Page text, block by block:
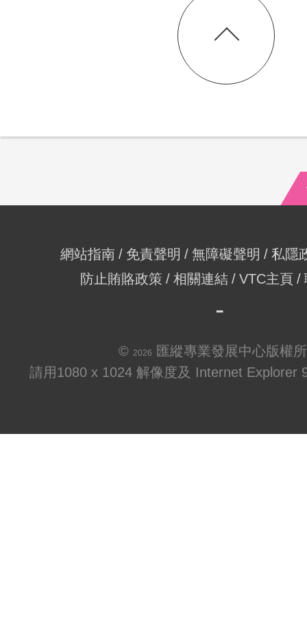
網站指南 免責聲明 無障礙聲明
私隱
防止賄賂政策
相關連結 VTC主頁
© 2026
匯縱專業發展中心版權
請用1080 x 1024 解像度及 Internet Explorer